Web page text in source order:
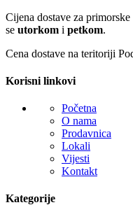
Cijena dostave za
se utorkom i petkom.
Cena dostave na teritoriji
Korisni linkovi
Početna
O nama
Prodavnica
Lokali
Vijesti
Kontakt
Kategorije